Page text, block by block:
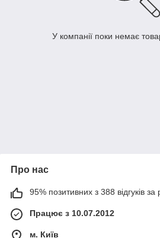
У компанії поки немає
Про нас
95% позитивних з 388 відгуків за
Працює з 10.07.2012
м. Київ